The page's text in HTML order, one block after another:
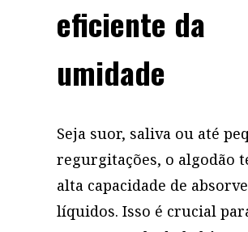
eficiente da
umidade
Seja suor, saliva ou até
regurgitações, o algodão
alta capacidade de
líquidos. Isso é crucial